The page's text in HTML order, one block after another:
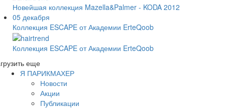
Новейшая коллекция Mazella&Palmer - KODA 2012
05 декабря
Коллекция ESCAPE от Академии ErteQoob
Коллекция ESCAPE от Академии ErteQoob
еще
Я ПАРИКМАХЕР
Новости
Акции
Публикации